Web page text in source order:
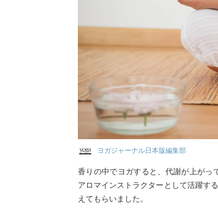
ヨガジャーナル日本版編集部
香りの中でヨガすると、代謝が上が
アロマインストラクターとして活躍す
えてもらいました。